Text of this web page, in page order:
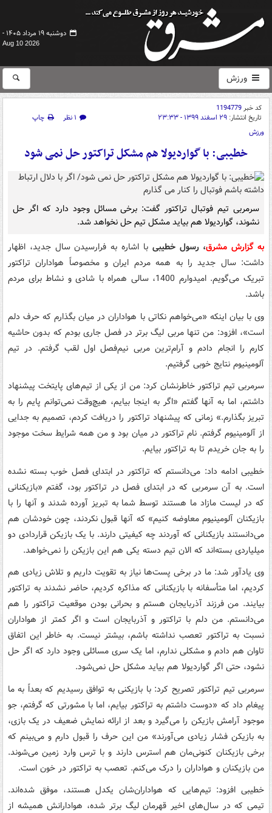
دوشنبه ۱۹ مرداد ۱۴۰۵ -
Aug 10 2026
ورزش
کد خبر1194779
تاریخ انتشار: ۲۹ اسفند ۱۳۹۹ - ۲۳:۳۳ ۱ نظر
چاپ
ورزش
خطیبی: با گواردیولا هم مشکل تراکتور حل نمی شود
سرمربی تیم فوتبال تراکتور گفت: برخی مسائل وجود دارد که اگر حل
نشوند، گواردیولا هم بیاید مشکل تیم حل نخواهد شد.
به گزارش مشرق، رسول خطیبی با اشاره به فرارسیدن سال جدید، اظهار
داشت: سال جدید را به همه مردم ایران و مخصوصاً هواداران تراکتور
تبریک می‌گویم. امیدوارم 1400، سالی همراه با شادی و نشاط برای مردم
باشد.
وی با بیان اینکه «می‌خواهم نکاتی با هواداران در میان بگذارم که حرف دلم
است»، افزود: من تنها مربی لیگ برتر در فصل جاری بودم که بدون حاشیه
کارم را انجام دادم و آرام‌ترین مربی نیم‌فصل اول لقب گرفتم. در تیم
آلومینیوم نتایج خوبی گرفتیم.
سرمربی تیم تراکتور خاطرنشان کرد: من از یکی از تیم‌های پایتخت پیشنهاد
داشتم، اما به آنها گفتم «اگر به اینجا بیایم، هیچ‌وقت نمی‌توانم پایم را به
تبریز بگذارم.» زمانی که پیشنهاد تراکتور را دریافت کردم، تصمیم به جدایی
از آلومینیوم گرفتم. نام تراکتور در میان بود و من همه شرایط سخت موجود
را به جان خریدم تا به تراکتور بیایم.
خطیبی ادامه داد: می‌دانستم که تراکتور در ابتدای فصل خوب بسته نشده
است. به آن سرمربی که در ابتدای فصل در تراکتور بود، گفتم «بازیکنانی
که در لیست مازاد ما هستند توسط شما به تبریز آورده شدند و آنها را با
بازیکنان آلومینیوم معاوضه کنیم» که آنها قبول نکردند، چون خودشان هم
می‌دانستند بازیکنانی که آوردند چه کیفیتی دارند. با یک بازیکن قراردادی دو
میلیاردی بسته‌اند که الان تیم دسته یکی هم این بازیکن را نمی‌خواهد.
وی یادآور شد: ما در برخی پست‌ها نیاز به تقویت داریم و تلاش زیادی هم
کردیم، اما متأسفانه با بازیکنانی که مذاکره کردیم، حاضر نشدند به تراکتور
بیایند. من فرزند آذربایجان هستم و بحرانی بودن موقعیت تراکتور را هم
می‌دانستم. من دلم با تراکتور و آذربایجان است و اگر کمتر از هواداران
نسبت به تراکتور تعصب نداشته باشم، بیشتر نیست. به خاطر این اتفاق
تاوان هم دادم و مشکلی ندارم، اما یک سری مسائلی وجود دارد که اگر حل
نشود، حتی اگر گواردیولا هم بیاید مشکل حل نمی‌شود.
سرمربی تیم تراکتور تصریح کرد: با بازیکنی به توافق رسیدیم که بعداً به ما
پیغام داد که «دوست داشتم به تراکتور بیایم، اما با مشورتی که گرفتم، جو
موجود آرامش بازیکن را می‌گیرد و بعد از ارائه نمایش ضعیف در یک بازی،
به بازیکن فشار زیادی می‌آورند» من این حرف را قبول دارم و می‌بینم که
برخی بازیکنان کنونی‌مان هم استرس دارند و با ترس وارد زمین می‌شوند.
من بازیکنان و هواداران را درک می‌کنم. تعصب به تراکتور در خون است.
خطیبی افزود: تیم‌هایی که هواداران‌شان یکدل هستند، موفق شده‌اند.
تیمی که در سال‌های اخیر قهرمان لیگ برتر شده، هوادارانش همیشه از